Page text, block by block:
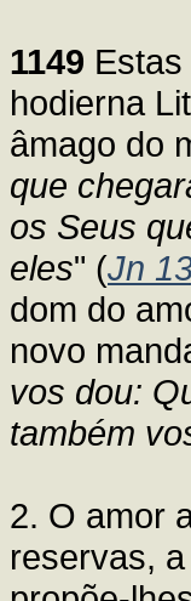
1149
hodierna
âmago do
que
os Seus
eles" (Jn
dom do
novo
vos dou:
também
2. O amor
reservas,